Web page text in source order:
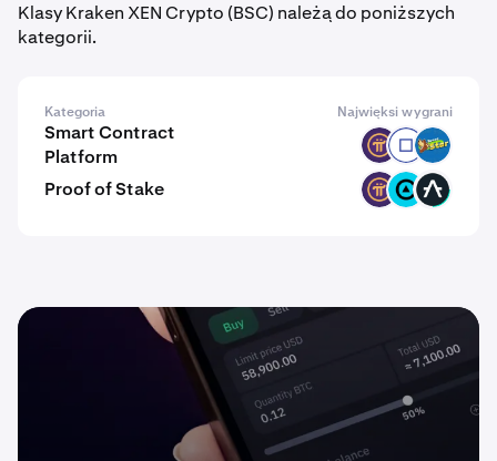
Klasy Kraken XEN Crypto (BSC) należą do poniższych
kategorii.
Kategoria Najwięksi wygrani
Smart Contract
Platform
PI JOC
Proof of Stake PI ZBT AZERO